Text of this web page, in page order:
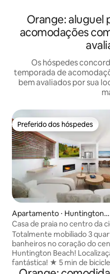
Orange: aluguel
acomodações
Os hóspedes
temporada de
bem avaliados por sua
Preferido dos hóspedes
Preferido dos hóspedes
Apartamento ⋅ Huntington B
each
Casa de praia no centro da
minutos da praia! Quintal,
Totalmente mobiliado 3
banheiros no coração do
Huntington Beach! Localização ➤
fantástica! ★ 5 min de bicicleta e 15 min
a pé até a praia/Huntington